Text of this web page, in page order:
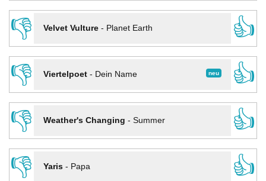
👎
Velvet Vulture- Planet Earth
👍
👎
neu
Viertelpoet- Dein Name
👍
👎
Weather's Changing - Summer
👍
👎
Yaris- Papa 👍